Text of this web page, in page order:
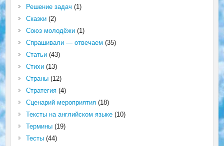
Решение задач (1)
Сказки(2)
Союз молодёжи(1)
Спрашивали — отвечаем (35)
Статьи(43)
Стихи(13)
Страны(12)
Стратегия(4)
Сценарий мероприятия(18)
Тексты на английском языке(10)
Термины(19)
Тесты(44)